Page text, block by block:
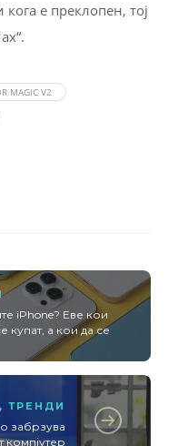
е преклопен, тој
MAGIC V2
iPhone? Еве кои
купат, а кои да се
, ТРЕНДИ
забрзува
компјутер